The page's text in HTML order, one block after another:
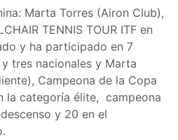
Marta Torres (Airon Club),
TENNIS TOUR ITF en
y ha participado en 7
tres nacionales y Marta
Campeona de la Copa
la categoría élite, campeona
y 20 en el